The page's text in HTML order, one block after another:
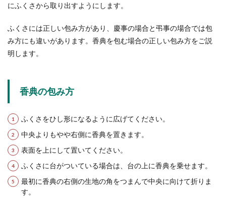
にふくさから取り出すようにします。
ふくさには正しい包み方があり、慶事の場合と弔事の場合では包
み方にも違いがあります。香典を包む場合の正しい包み方をご説
明します。
香典の包み方
ふくさをひし形になるように広げてください。
中央よりもやや右側に香典を置きます。
表面を上にして置いてください。
ふくさに台がついている場合は、台の上に香典を乗せます。
最初に香典の右側の生地の角をつまんで中央に向けて折りま
す。